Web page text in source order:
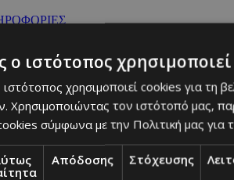
ο ιστότοπος
χρησιμοποιεί cookies για τη
Χρησιμοποιώντας τον ιστότοπό μας,
σύμφωνα με την Πολιτική μας για
Απόδοσης Στόχευσης